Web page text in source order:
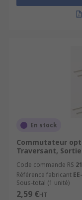
En stock
Commutateur
Traversant,
Code commande RS
Référence fabricant
Sous-total (1 unité)
2,59 €HT